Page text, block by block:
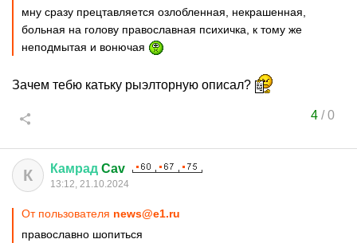
мну сразу прецтавляется озлобленная, некрашенная,
больная на голову православная психичка, к тому же
неподмытая и вонючая
Зачем тебю катьку рыэлторную описал?
4/0
К Камрад Cav
13:12, 21.10.2024
От пользователя news@e1.ru
православно шопиться